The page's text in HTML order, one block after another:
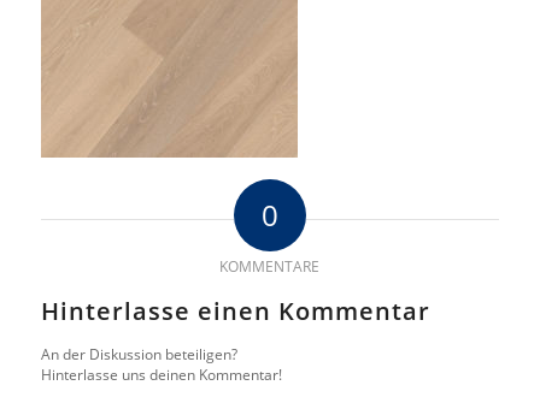
0
KOMMENTARE
Hinterlasse einen Kommentar
An der Diskussion beteiligen?
Hinterlasse uns deinen Kommentar!